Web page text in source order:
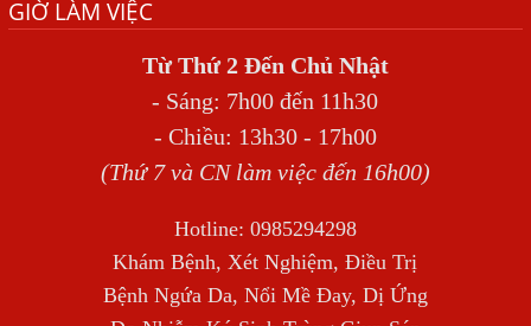
SÁN TRONG NÃO GÂY RA CÁC TRIỆU CHỨNG NHƯ TÂM
Địa Chỉ Điều Trị Bệnh Sán Dây Uy Tín Tại Hà Nội
TỔNG QUAN VỀ NHIỄM GIUN LƯƠN
Đầu Hàng Vì Trị Nhiều Lần Không Khỏi
NHIỄM TRÙNG NÃO DO AMIP, VIÊM MÀNG NÃO DO AMIP
NGUYÊN PHÁT
GIỜ LÀM VIỆC
Từ Thứ 2 Đến Chủ Nhật
- Sáng: 7h00 đến 11h30
- Chiều: 13h30 - 17h00
(Thứ 7 và CN làm việc đến 16h00)
Hotline: 0985294298
Khám Bệnh, Xét Nghiệm, Điều Trị
Bệnh Ngứa Da, Nổi Mề Đay, Dị Ứng